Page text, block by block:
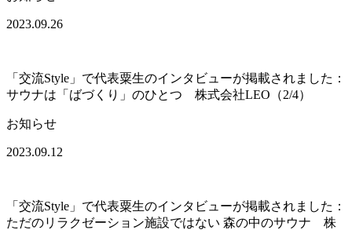
2023.09.26
「交流Style」で代表粟生のインタビューが掲載されました：
サウナは「ばづくり」のひとつ 株式会社LEO（2/4）
お知らせ
2023.09.12
「交流Style」で代表粟生のインタビューが掲載されました：
ただのリラクゼーション施設ではない 森の中のサウナ 株